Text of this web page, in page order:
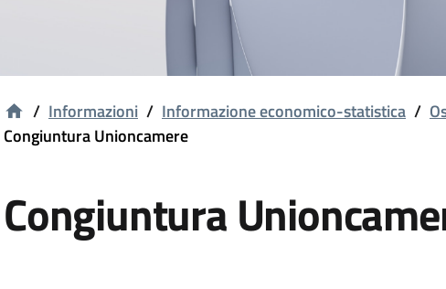
/ Informazioni / Informazione economico-statistica /
Congiuntura Unioncamere
Congiuntura